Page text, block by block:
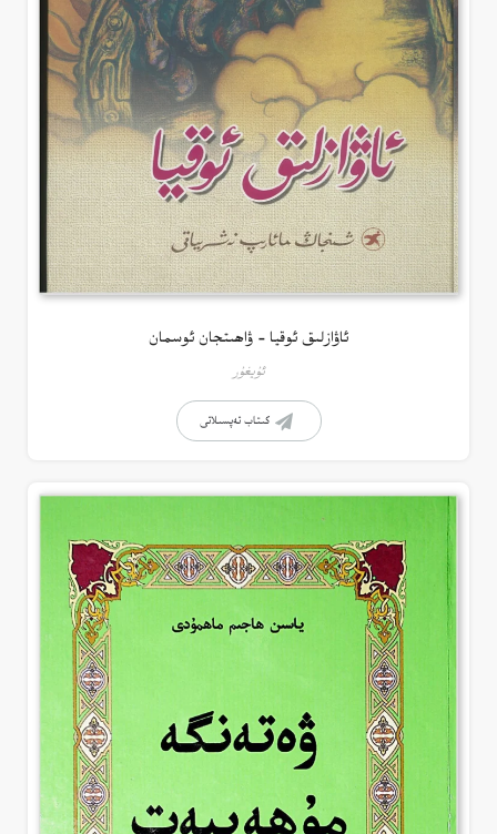
ئاۋازلىق ئوقيا – ۋاھىتجان ئوسمان
ئۇيغۇر
كىتاب تەپسىلاتى